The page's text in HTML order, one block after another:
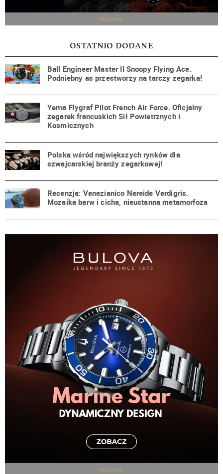
REKLAMA
OSTATNIO DODANE
Ball Engineer Master II Snoopy Flying Ace.
Podniebny as przestworzy na tarczy zegarka!
Yema Flygraf Pilot French Air Force. Oficjalny
zegarek francuskich Sił Powietrznych i
Kosmicznych
Polska wśród największych rynków dla
szwajcarskiej branży zegarkowej!
Recenzja: Venezianico Nereide Verdigris.
Mozaika barw i cicha, nieustanna metamorfoza
REKLAMA